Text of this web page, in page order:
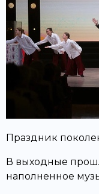
Праздник
В выходные
наполненное